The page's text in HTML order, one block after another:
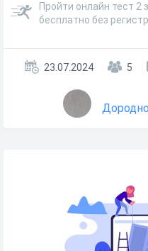
Пройти онлайн тест
бесплатно без
23.07.2024 5